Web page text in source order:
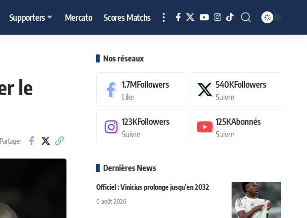
Supporters Mercato Scores Matchs
le
Nos réseaux
1.7MFollowers
Like
540KFollowers
Suivre
123KFollowers
Suivre
125KAbonnés
Suivre
Dernières News
Officiel : Vinicius prolonge jusqu'en 2032
6 août 2026